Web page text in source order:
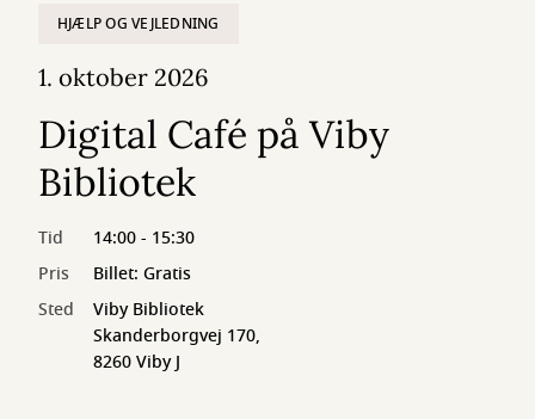
HJÆLP OG VEJLEDNING
1. oktober 2026
Digital Café på Viby
Bibliotek
Tid
14:00 - 15:30
Pris
Billet: Gratis
Sted
Viby Bibliotek
Skanderborgvej 170,
8260 Viby J